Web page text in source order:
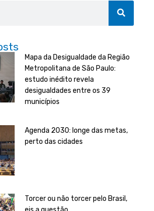
Mapa da Desigualdade da Região
Metropolitana de São Paulo:
estudo inédito revela
desigualdades entre os 39
municípios
Agenda 2030: longe das metas,
perto das cidades
Torcer ou não torcer pelo Brasil,